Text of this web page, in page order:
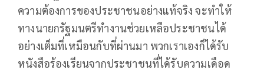
ความต้องการของประชาชนอย่างแท้จริง จะทำให้
ทางนายกรัฐมนตรีทำงานช่วยเหลือประชาชนได้
อย่างเต็มที่เหมือนกับที่ผ่านมา พวกเราเองก็ได้รับ
หนังสือร้องเรียนจากประชาชนที่ได้รับความเดือด